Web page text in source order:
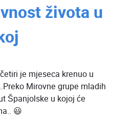
života u
je mjeseca krenuo u
Mirovne grupe mladih
Španjolske u kojoj će
😃